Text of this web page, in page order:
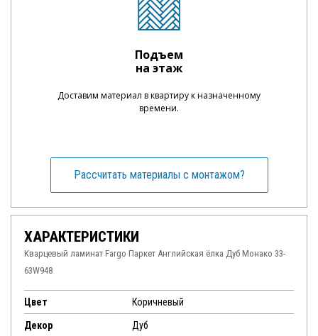
Подъем
на этаж
Доставим материал в квартиру к назначенному
времени.
Рассчитать материалы с монтажом?
ХАРАКТЕРИСТИКИ
Кварцевый ламинат Fargo Паркет Английская ёлка Дуб Монако 33-
63W948
Цвет Коричневый
Декор Дуб